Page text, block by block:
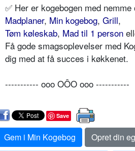
✅ Her er kogebogen med
Madplaner, Min kogebog, Grill,
Tøm køleskab, Mad til 1 person
Få gode smagsoplevelser med
dig med at få succes i køkkenet.
----------- ooo OÔO ooo -----------
Save
Gem i Min Kogebog
Opret din